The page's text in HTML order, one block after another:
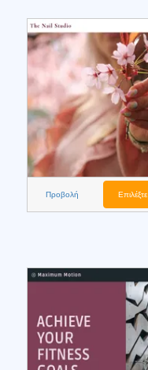
Προβολή Επιλέξτε